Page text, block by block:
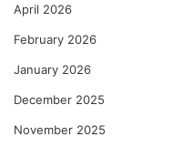
April 2026
February 2026
January 2026
December 2025
November 2025